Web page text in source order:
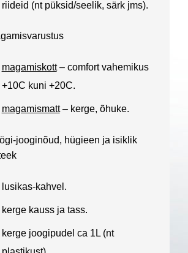
riideid (nt püksid/seelik, särk jms).
magamiskott– comfort vahemikus
+10C kuni +20C.
magamismatt– kerge, õhuke.
jooginõud, hügieen ja isiklik
lusikas-kahvel.
kerge kauss ja tass.
kerge joogipudel ca 1L (nt